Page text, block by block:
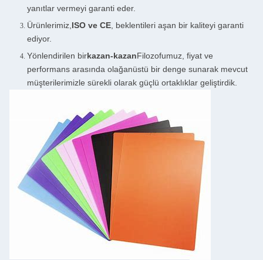
yanıtlar vermeyi garanti eder.
Ürünlerimiz, ISO ve CE , beklentileri aşan bir kaliteyi garanti
ediyor.
Yönlendirilen birkazan-kazanFilozofumuz, fiyat ve
performans arasında olağanüstü bir denge sunarak mevcut
müşterilerimizle sürekli olarak güçlü ortaklıklar geliştirdik.